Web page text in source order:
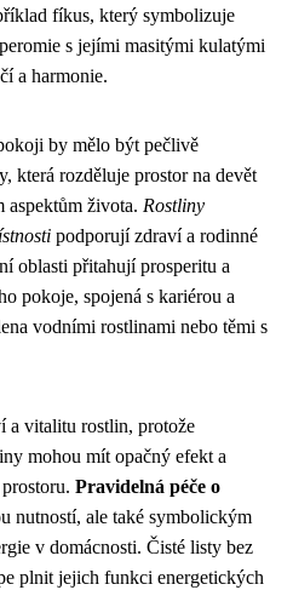
fíkus, který symbolizuje
s jejími masitými kulatými
a harmonie.
by mělo být pečlivě
která rozděluje prostor na devět
života. Rostliny
podporují zdraví a rodinné
oblasti přitahují prosperitu a
pokoje, spojená s kariérou a
vodními rostlinami nebo těmi s
a vitalitu rostlin, protože
mohou mít opačný efekt a
Pravidelná péče o
nutností, ale také symbolickým
v domácnosti. Čisté listy bez
plnit jejich funkci energetických